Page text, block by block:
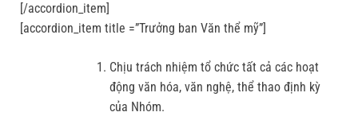
[/accordion_item]
[accordion_item title =”Trưởng ban Văn thể mỹ”]
Chịu trách nhiệm tổ chức tất cả các hoạt
động văn hóa, văn nghệ, thể thao định kỳ
của Nhóm.